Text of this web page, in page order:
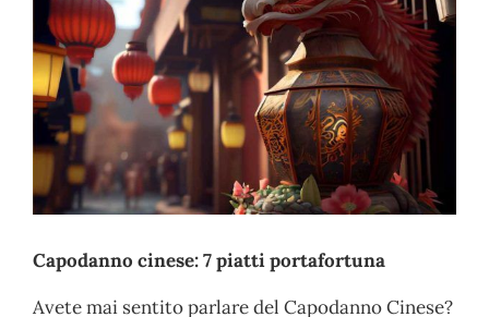
Capodanno cinese: 7 piatti portafortuna
Avete mai sentito parlare del Capodanno Cinese?